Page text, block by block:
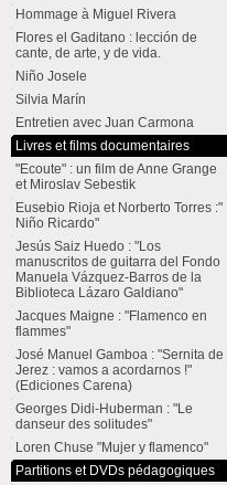
Hommage à Miguel Rivera
Flores el Gaditano : lección de
cante, de arte, y de vida.
Niño Josele
Silvia Marín
Entretien avec Juan Carmona
Livres et films documentaires
"Ecoute" : un film de Anne Grange
et Miroslav Sebestik
Eusebio Rioja et Norberto Torres :"
Niño Ricardo"
Jesús Saiz Huedo : "Los
manuscritos de guitarra del Fondo
Manuela Vázquez-Barros de la
Biblioteca Lázaro Galdiano"
Jacques Maigne : "Flamenco en
flammes"
José Manuel Gamboa : "Sernita de
Jerez : vamos a acordarnos !"
(Ediciones Carena)
Georges Didi-Huberman : "Le
danseur des solitudes"
Loren Chuse "Mujer y flamenco"
Partitions et DVDs pédagogiques